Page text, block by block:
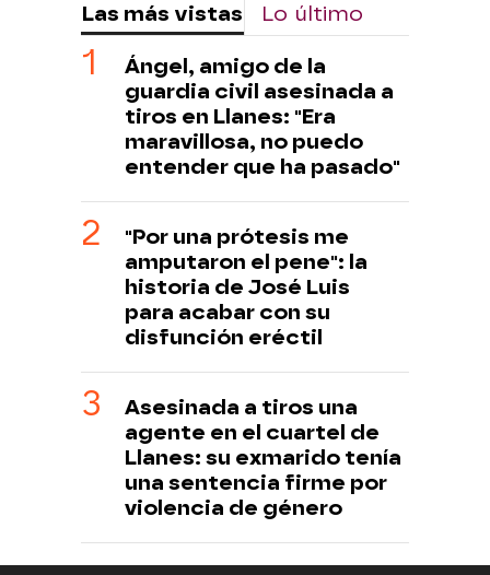
Las más vistas Lo último
Ángel, amigo de la
guardia civil asesinada a
tiros en Llanes: "Era
maravillosa, no puedo
entender que ha pasado"
"Por una prótesis me
amputaron el pene": la
historia de José Luis
para acabar con su
disfunción eréctil
Asesinada a tiros una
agente en el cuartel de
Llanes: su exmarido tenía
una sentencia firme por
violencia de género